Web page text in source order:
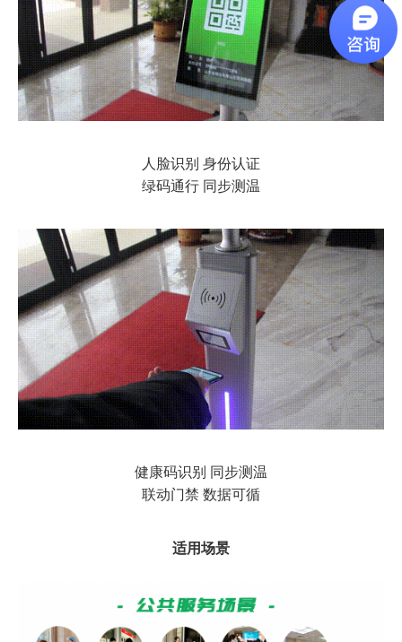
人脸识别 身份认证
绿码通行 同步测温
健康码识别 同步测温
联动门禁 数据可循
适用场景